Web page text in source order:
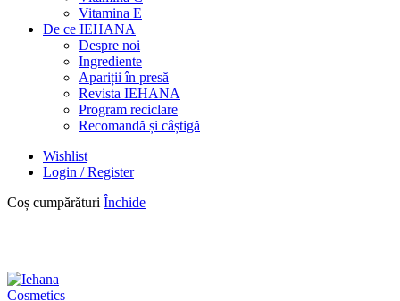
Vitamina E
De ce IEHANA
Despre noi
Ingrediente
Apariții în presă
Revista IEHANA
Program reciclare
Recomandă și câștigă
Wishlist
Login / Register
Coș cumpărături Închide